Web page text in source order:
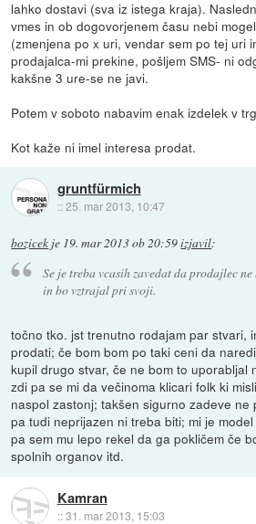
lahko dostavi (sva iz istega kraja).
vmes in ob dogovorjenem času nebi
(zmenjena po x uri, vendar sem po tej uri
prodajalca-mi prekine, pošljem SMS- ni
kakšne 3 ure-se ne javi.
Potem v soboto nabavim enak izdelek v
Kot kaže ni imel interesa prodat.
gruntfürmich
::25. mar 2013, 10:47
bozicek je 19. mar 2013 ob 20:59izjavil:
Se je treba vcasih zavedat da prodajlec
in bo vztrajal pri svoji.
točno tko. jst trenutno rodajam par stvari,
prodati; če bom bom po taki ceni da
kupil drugo stvar, če ne bom to uporabljal
zdi pa se mi da večinoma klicari folk ki
naspol zastonj; takšen sigurno zadeve ne
pa tudi neprijazen ni treba biti; mi je
pa sem mu lepo rekel da ga pokličem če
spolnih organov itd.
Kamran
::31. mar 2013, 15:03